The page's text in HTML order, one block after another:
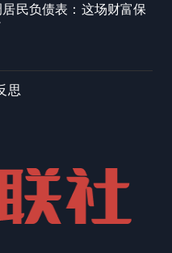
居民负债表：这场财富保
思